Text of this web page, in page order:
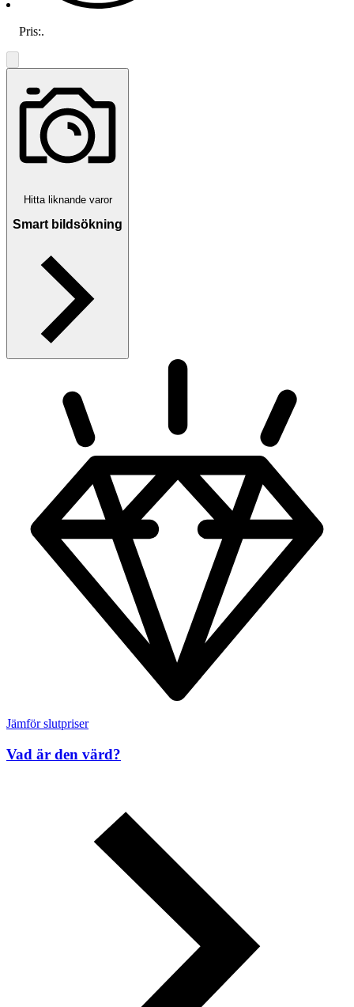
Pris:.
Hitta liknande varor
Smart bildsökning
Jämför slutpriser
Vad är den värd?